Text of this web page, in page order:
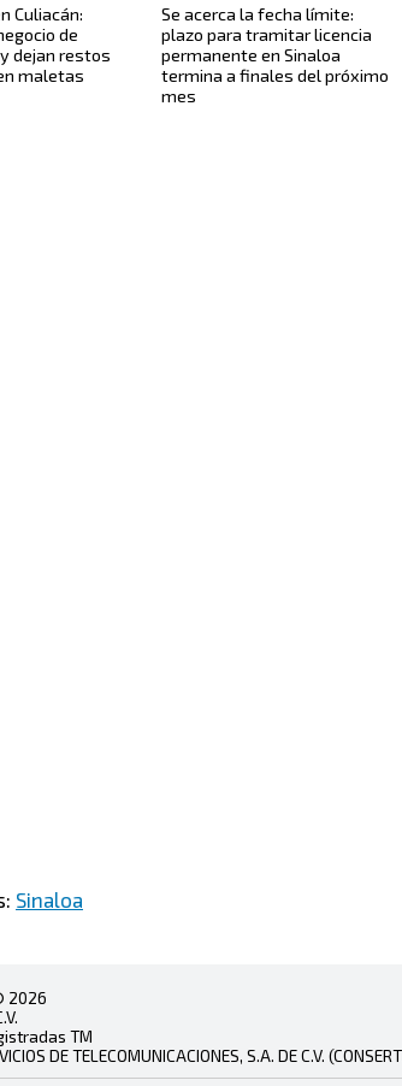
Culiacán:
de
dejan restos
maletas
Se acerca la fecha límite:
plazo para tramitar licencia
permanente en Sinaloa
termina a finales del próximo
mes
Sinaloa
2026
TM
DE TELECOMUNICACIONES, S.A. DE C.V.